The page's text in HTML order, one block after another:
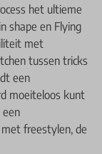
het ultieme
shape en Flying
met
tussen tricks
een
moeiteloos kunt
freestylen, de